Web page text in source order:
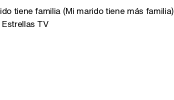
tiene familia (Mi marido tiene más familia)
TV